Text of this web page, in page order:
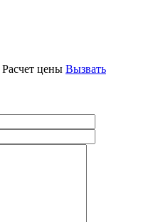
Расчет цены Вызвать